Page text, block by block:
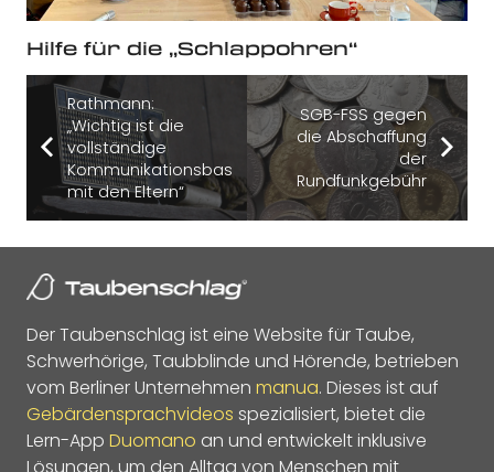
Hilfe für die „Schlappohren“
Rathmann:
„Wichtig ist die
vollständige
Kommunikationsbasis
mit den Eltern“
SGB-FSS gegen
die Abschaffung
der
Rundfunkgebühr
Der Taubenschlag ist eine Website für Taube,
Schwerhörige, Taubblinde und Hörende, betrieben
vom Berliner Unternehmen manua. Dieses ist auf
Gebärdensprachvideos spezialisiert, bietet die
Lern-App Duomano an und entwickelt inklusive